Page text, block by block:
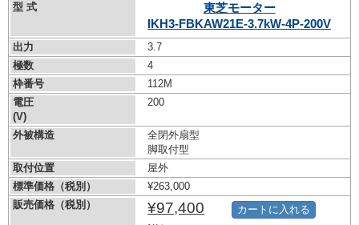
型 式
東芝モーター
IKH3-FBKAW21E-3.7kW-4P-200V
出力
3.7
極数
4
枠番号
112M
電圧
(V)
200
外被構造
全閉外扇型
脚取付型
取付位置
屋外
標準価格（税別）
¥263,000
販売価格（税別）
¥97,400 カートに入れる